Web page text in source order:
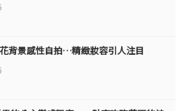
背景感性自拍…精緻妝容引人注目